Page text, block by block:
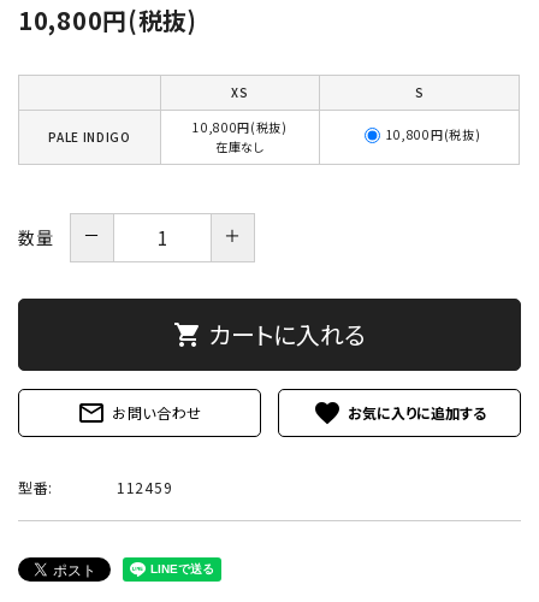
10,800円(税抜)
XS S
PALE INDIGO
10,800円(税抜)
在庫なし
10,800円(税抜)
数量 － ＋
shopping_cart カートに入れる
mail_outline お問い合わせ favorite
型番: 112459